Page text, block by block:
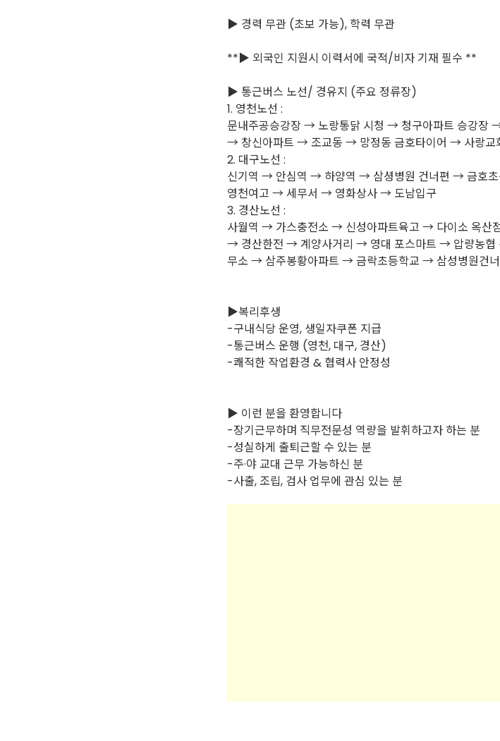
▶ 경력 무관 (초보 가능), 학력 무관
**▶ 외국인 지원시 이력서에 국적/비자 기재 필수 **
▶ 통근버스 노선/ 경유지 (주요 정류장)
1. 영천노선 :
문내주공승강장 → 노랑통닭 시청 → 청구아파트 승강
→ 창신아파트 → 조교동 → 망정동 금호타이어 → 사랑교
2. 대구노선 :
신기역 → 안심역 → 하양역 → 삼셩병원 건너편 → 금호
영천여고 → 세무서 → 영화상사 → 도남입구
3. 경산노선 :
사월역 → 가스충전소 → 신성아파트육고 → 다이소 옥산
→ 경산한전 → 계양사거리 → 영대 포스마트 → 압량농협
무소 → 삼주봉황아파트 → 금락초등학교 → 삼성병원건
▶복리후생
-구내식당 운영, 생일자쿠폰 지급
-통근버스 운행 (영천, 대구, 경산)
-쾌적한 작업환경 & 협력사 안정성
▶ 이런 분을 환영합니다
-장기근무하며 직무전문성 역량을 발휘하고자 하는 분
-성실하게 출퇴근할 수 있는 분
-주·야 교대 근무 가능하신 분
-사출, 조립, 검사 업무에 관심 있는 분